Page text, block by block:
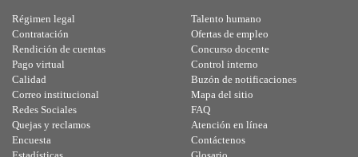
Régimen legal
Contratación
Rendición de cuentas
Pago virtual
Calidad
Talento humano
Ofertas de empleo
Concurso docente
Control interno
Buzón de notificaciones
Correo institucional
Redes Sociales
Quejas y reclamos
Encuesta
Mapa del sitio
FAQ
Atención en línea
Contáctenos